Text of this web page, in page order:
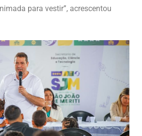
para vestir”, acrescentou